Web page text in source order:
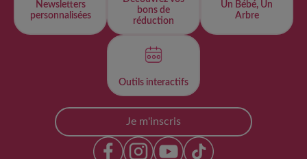
Newsletters
personnalisées​
bons de
réduction
Un Bébé, Un
Arbre
Outils interactifs​
Je m'inscris